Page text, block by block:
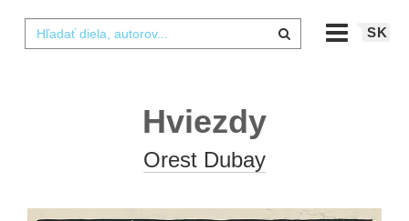
SK
Hviezdy
Orest Dubay